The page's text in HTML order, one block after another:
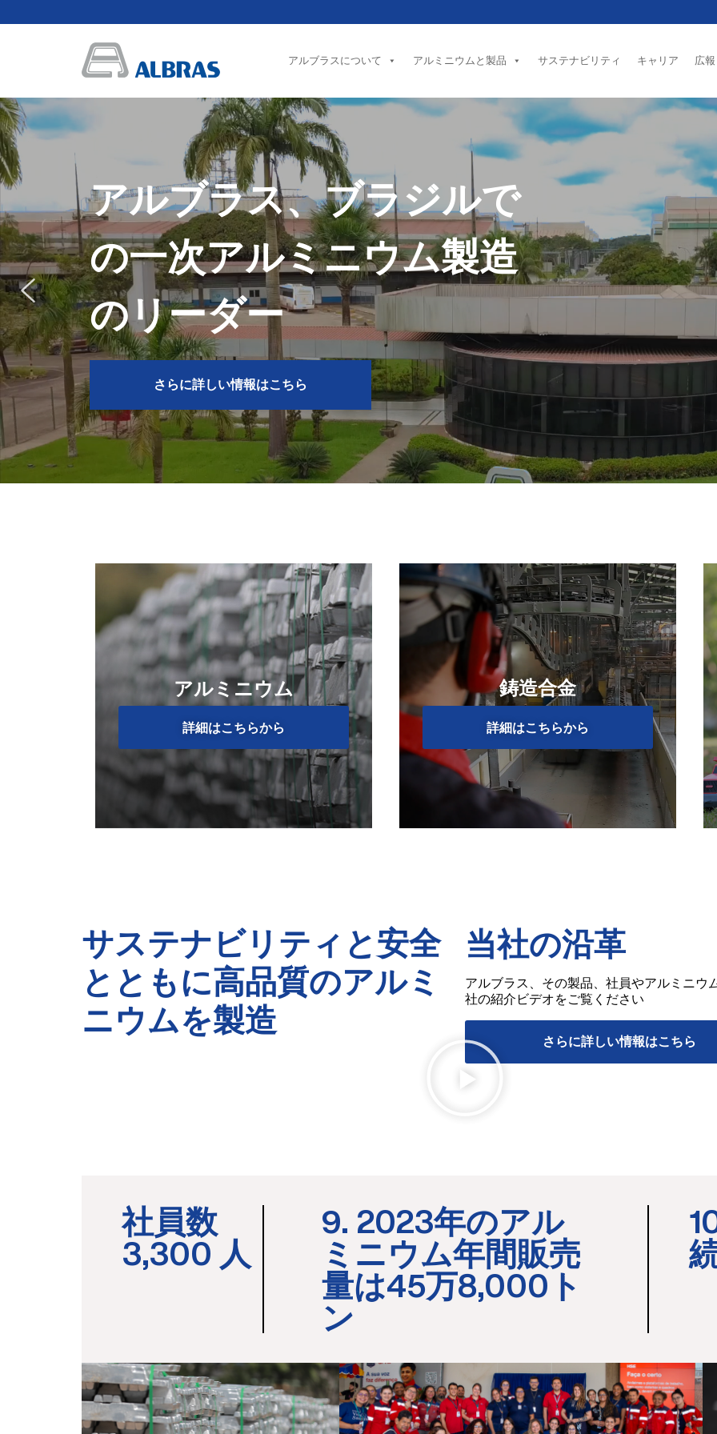
アルブラスについて アルミニウムと製品 サステナビリティ キャリア 広報
アルブラス、ブラジルで
の一次アルミニウム製造
のリーダー
さらに詳しい情報はこちら
アルブラス、2年連続
でGPTW認証を取得
し、国内ランキング
にランクイン
さらに詳しい情報はこちら
アルミニウム
詳細はこちらから
鋳造合金
詳細はこちらから
サステナビリティと安全
とともに高品質のアルミ
ニウムを製造
当社の沿革
アルブラス、その製品、社員やアルミニウ
社の紹介ビデオをご覧ください
さらに詳しい情報はこちら
社員数
3,300 人
9. 2023年のアル
ミニウム年間販売
量は45万8,000ト
ン